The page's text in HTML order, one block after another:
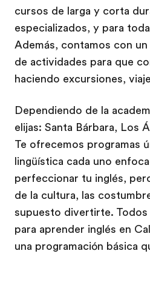
cursos de larga y corta
especializados, y para
Además, contamos con
de actividades para que
haciendo excursiones,
Dependiendo de la
elijas: Santa Bárbara, Los
Te ofrecemos programas
lingüística cada uno
perfeccionar tu inglés,
de la cultura, las
supuesto divertirte.
para aprender inglés en
una programación básica